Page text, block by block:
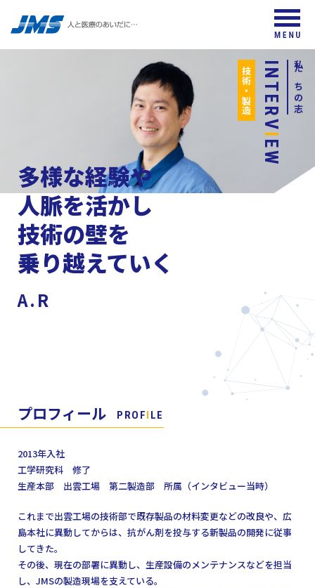
技術・製造 INTERV
I
EW
私たちの志
多様な経験や
人脈を活かし
技術の壁を
乗り越えていく
A.R
プロフィール PROFI LE
2013年入社
工学研究科 修了
生産本部 出雲工場 第二製造部 所属（インタビュー当時）
これまで出雲工場の技術部で既存製品の材料変更などの改良や、 広
島本社に異動してからは、抗がん剤を投与する新製品の開発に従事
してきた。
その後、現在の部署に異動し、生産設備のメンテナンスなどを担当
し、JMSの製造現場を支えている。